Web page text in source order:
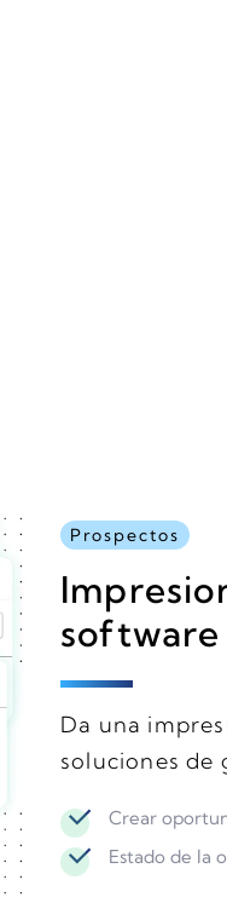
Prospectos
Da una
soluciones de
Crear
Estado de la